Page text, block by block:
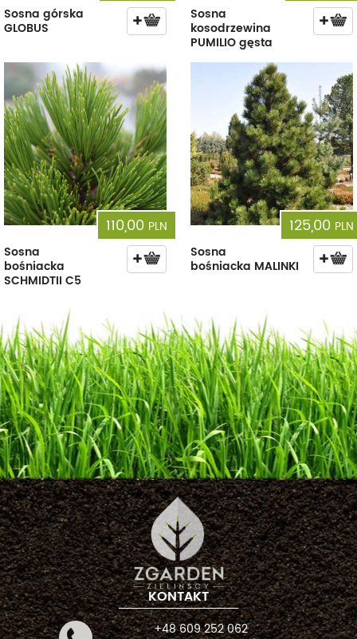
Sosna górska
GLOBUS
Sosna
kosodrzewina
PUMILIO gęsta
110,00 PLN
Sosna
bośniacka
SCHMIDTII C5
125,00 PLN
Sosna
bośniacka MALINKI
KONTAKT
+48 609 252 062